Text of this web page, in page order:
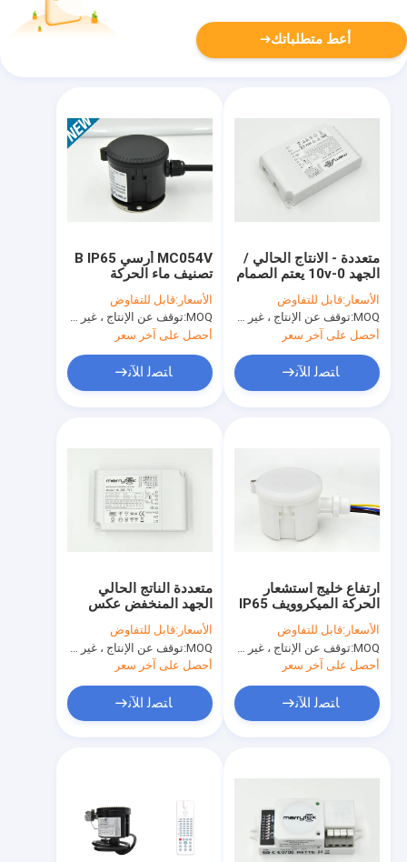
برنامج VR
أعط متطلباتك
MC054V أرسي B IP65
تصنيف ماء الحركة
الاستشعار مع وظيفة
التحكم عن بعد
الأسعار:قابل للتفاوض
MOQ: توقف عن الإنتاج ، غير متوفر.
أحصل على آخر سعر
ﺎﺘﺼﻟ ﺍﻶﻧ
متعددة - الانتاج الحالي /
الجهد 0-10v يعتم الصمام
سائق سيمكو المعتمدة
الأسعار:قابل للتفاوض
MOQ: توقف عن الإنتاج ، غير متوفر.
أحصل على آخر سعر
ﺎﺘﺼﻟ ﺍﻶﻧ
متعددة الناتج الحالي
الجهد المنخفض عكس
سائق 1 - 10V ل ليد
أنبوب
الأسعار:قابل للتفاوض
MOQ: توقف عن الإنتاج ، غير متوفر.
أحصل على آخر سعر
ﺎﺘﺼﻟ ﺍﻶﻧ
ارتفاع خليج استشعار
الحركة الميكروويف IP65
MC054V أرسي D
الأسعار:قابل للتفاوض
MOQ: توقف عن الإنتاج ، غير متوفر.
أحصل على آخر سعر
ﺎﺘﺼﻟ ﺍﻶﻧ